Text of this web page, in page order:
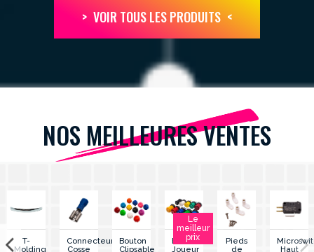
VOIR TOUS LES PRODUITS
NOS MEILLEURES VENTES
T-
Molding
Connecteur
Cosse
Bouton
Clipsable
Le
meilleur
prix
Bouton
Joueur
Pieds
de
Haut